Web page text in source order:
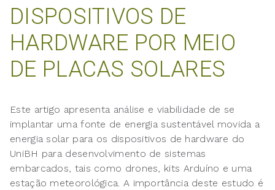
DISPOSITIVOS DE
HARDWARE POR MEIO
DE PLACAS SOLARES
Este artigo apresenta análise e viabilidade de se
implantar uma fonte de energia sustentável movida a
energia solar para os dispositivos de hardware do
UniBH para desenvolvimento de sistemas
embarcados, tais como drones, kits Arduíno e uma
estação meteorológica. A importância deste estudo é